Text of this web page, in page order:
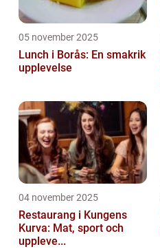
05 november 2025
Lunch i Borås: En smakrik
upplevelse
04 november 2025
Restaurang i Kungens
Kurva: Mat, sport och
uppleve...